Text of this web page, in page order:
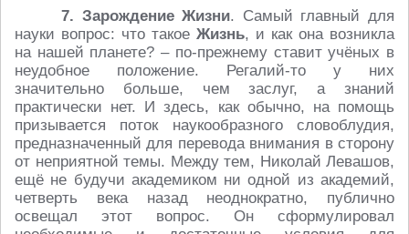
7. Зарождение Жизни. Самый главный для
науки вопрос: что такое Жизнь, и как она возникла
на нашей планете? – по-прежнему ставит учёных в
неудобное положение. Регалий-то у них
значительно больше, чем заслуг, а знаний
практически нет. И здесь, как обычно, на помощь
призывается поток наукообразного словоблудия,
предназначенный для перевода внимания в сторону
от неприятной темы. Между тем, Николай Левашов,
ещё не будучи академиком ни одной из академий,
четверть века назад неоднократно, публично
освещал этот вопрос. Он сформулировал